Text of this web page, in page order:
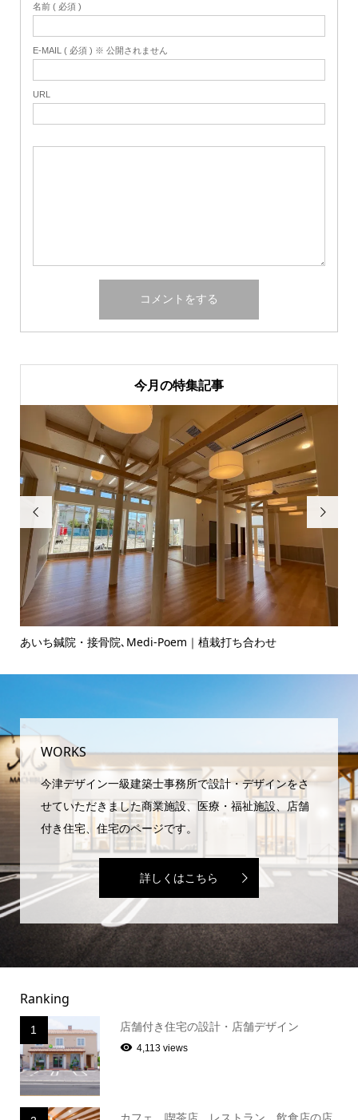
名前 ( 必須 )
E-MAIL ( 必須 ) ※ 公開されません
URL
今月の特集記事

ヘアサロンのお打ち合わせ♪

WORKS
今津デザイン一級建築士事務所で設計・デザインをさ
せていただきました商業施設、医療・福祉施設、店舗
付き住宅、住宅のページです。
詳しくはこちら
Ranking
1 店舗付き住宅の設計・店舗デザイン
4,113 views